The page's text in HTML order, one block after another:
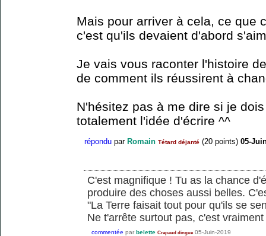
Mais pour arriver à cela, ce que
c'est qu'ils devaient d'abord
Je vais vous raconter l'histoire
de comment ils réussirent à
N'hésitez pas à me dire si je
totalement l'idée d'écrire ^^
répondu par Romain Tétard déjanté (20 points) 05-
C'est magnifique ! Tu as la chance
produire des choses aussi belles.
"La Terre faisait tout pour qu'ils se
Ne t'arrête surtout pas, c'est
commentée par belette Crapaud dingue 05-Juin-2019